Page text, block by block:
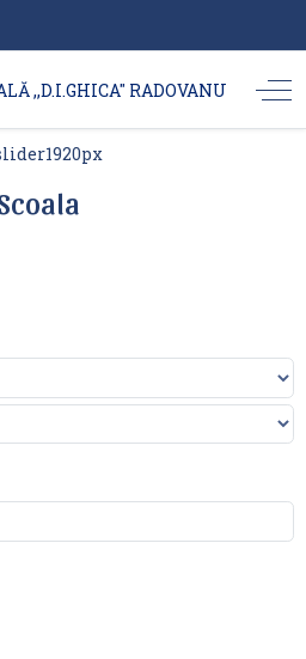
,,D.I.GHICA'' RADOVANU